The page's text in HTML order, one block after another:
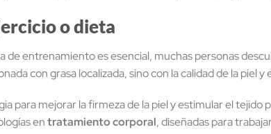
o dieta
entrenamiento es esencial, muchas personas
con grasa localizada, sino con la calidad de la piel y
para mejorar la firmeza de la piel y estimular el
entratamiento corporal, diseñadas para